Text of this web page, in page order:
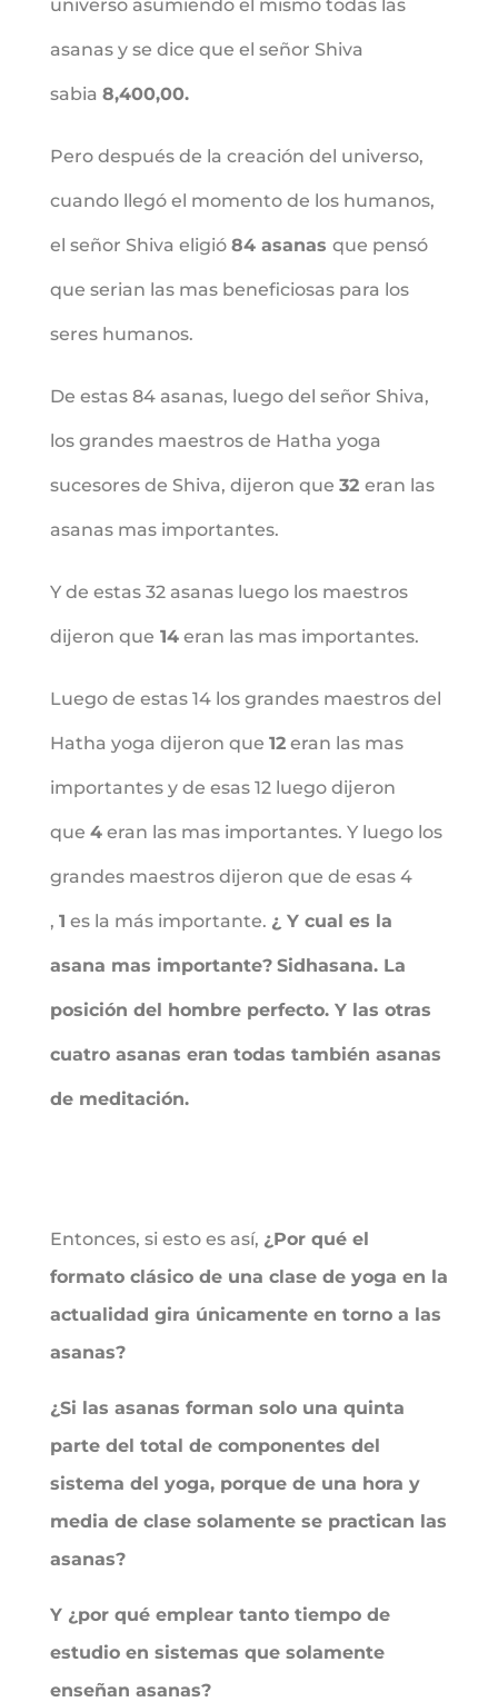
universo asumiendo el mismo todas las
asanas y se dice que el señor Shiva
sabia 8,400,00.
Pero después de la creación del universo,
cuando llegó el momento de los humanos,
el señor Shiva eligió 84 asanas que pensó
que serian las mas beneficiosas para los
seres humanos.
De estas 84 asanas, luego del señor Shiva,
los grandes maestros de Hatha yoga
sucesores de Shiva, dijeron que 32 eran las
asanas mas importantes.
Y de estas 32 asanas luego los maestros
dijeron que 14 eran las mas importantes.
Luego de estas 14 los grandes maestros del
Hatha yoga dijeron que 12 eran las mas
importantes y de esas 12 luego dijeron
que 4 eran las mas importantes. Y luego los
grandes maestros dijeron que de esas 4
, 1 es la más importante. ¿ Y cual es la
asana mas importante? Sidhasana. La
posición del hombre perfecto. Y las otras
cuatro asanas eran todas también asanas
de meditación.
Entonces, si esto es así, ¿Por qué el
formato clásico de una clase de yoga en la
actualidad gira únicamente en torno a las
asanas?
¿Si las asanas forman solo una quinta
parte del total de componentes del
sistema del yoga, porque de una hora y
media de clase solamente se practican las
asanas?
Y ¿por qué emplear tanto tiempo de
estudio en sistemas que solamente
enseñan asanas?